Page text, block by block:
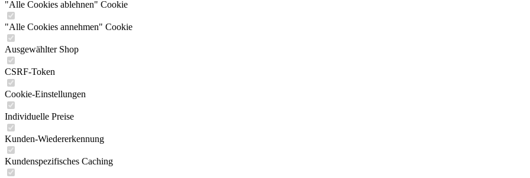
"Alle Cookies ablehnen" Cookie
"Alle Cookies annehmen" Cookie
Ausgewählter Shop
CSRF-Token
Cookie-Einstellungen
Individuelle Preise
Kunden-Wiedererkennung
Kundenspezifisches Caching